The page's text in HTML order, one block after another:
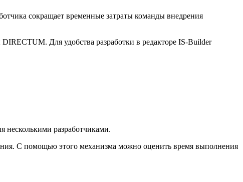
сокращает временные затраты команды внедрения
Для удобства разработки в редакторе IS-Builder
несколькими разработчиками.
С помощью этого механизма можно оценить время выполнения